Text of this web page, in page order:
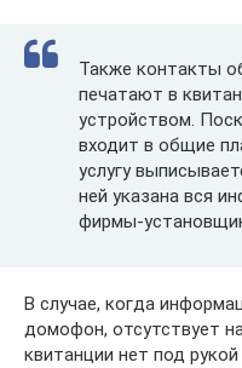
Также контакты
печатают в
устройством.
входит в общие
услугу
ней указана вся
фирмы-
В случае, когда
домофон, отсутствует
квитанции нет под